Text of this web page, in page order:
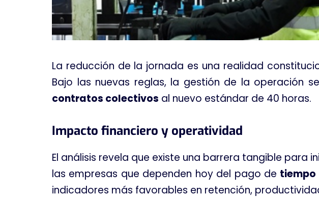
La reducción de la jornada es una realidad
Bajo las nuevas reglas, la gestión de la operación
contratos colectivos al nuevo estándar de 40 horas.
Impacto financiero y operatividad
El análisis revela que existe una barrera tangible para
las empresas que dependen hoy del pago de
indicadores más favorables en retención,